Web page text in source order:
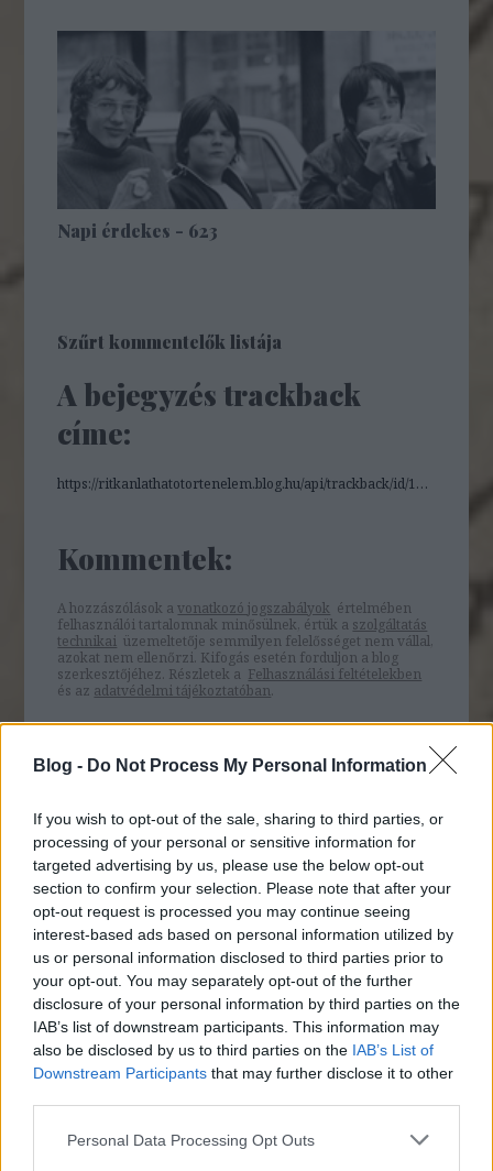
Blog - Do Not Process My Personal Information
If you wish to opt-out of the sale, sharing to third parties, or
processing of your personal or sensitive information for
targeted advertising by us, please use the below opt-out
section to confirm your selection. Please note that after your
opt-out request is processed you may continue seeing
interest-based ads based on personal information utilized by
us or personal information disclosed to third parties prior to
your opt-out. You may separately opt-out of the further
disclosure of your personal information by third parties on the
IAB’s list of downstream participants. This information may
also be disclosed by us to third parties on the IAB’s List of
Downstream Participants that may further disclose it to other
Please note that this website/app uses one or more Google
Personal Data Processing Opt Outs
Napi érdekes - 623
Szűrt kommentelők listája
A bejegyzés trackback
címe:
https://ritkanlathatotortenelem.blog.hu/api/trackback/id/12731886
Kommentek:
A hozzászólások avonatkozó jogszabályok értelmében
felhasználói tartalomnak minősülnek, értük a szolgáltatás
technikai üzemeltetője semmilyen felelősséget nem vállal,
azokat nem ellenőrzi. Kifogás esetén forduljon a blog
szerkesztőjéhez. Részletek a Felhasználási feltételekben
és az adatvédelmi tájékoztatóban.
Nincsenek hozzászólások.
Kommentezéshezlépj be, vagyregisztrálj! ‐
Belépés Facebookkal
Top 10
Harminc éves fotók
újratöltve